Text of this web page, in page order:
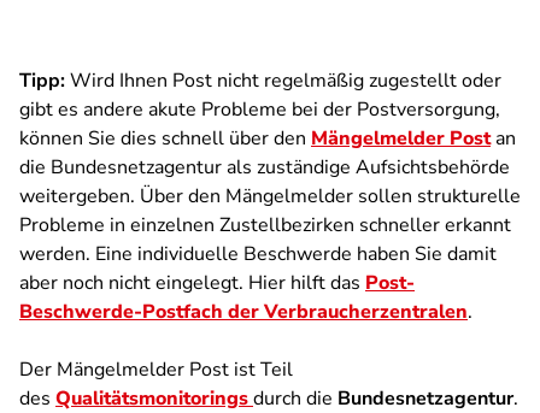
Tipp:Wird Ihnen Post nicht regelmäßig zugestellt oder
gibt es andere akute Probleme bei der Postversorgung,
können Sie dies schnell über den Mängelmelder Postan
die Bundesnetzagentur als zuständige Aufsichtsbehörde
weitergeben. Über den Mängelmelder sollen strukturelle
Probleme in einzelnen Zustellbezirken schneller erkannt
werden. Eine individuelle Beschwerde haben Sie damit
aber noch nicht eingelegt. Hier hilft das Post-
Beschwerde-Postfach der Verbraucherzentralen.
Der Mängelmelder Post ist Teil
des Qualitätsmonitoringsdurch die Bundesnetzagentur.